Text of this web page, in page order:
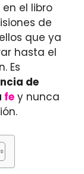
el libro
de
que ya
hasta el
Es
de
fe y nunca